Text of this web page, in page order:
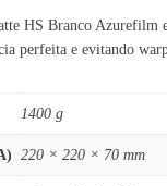
HS Branco Azurefilm e
perfeita e evitando
1400 g
220 × 220 × 70 mm